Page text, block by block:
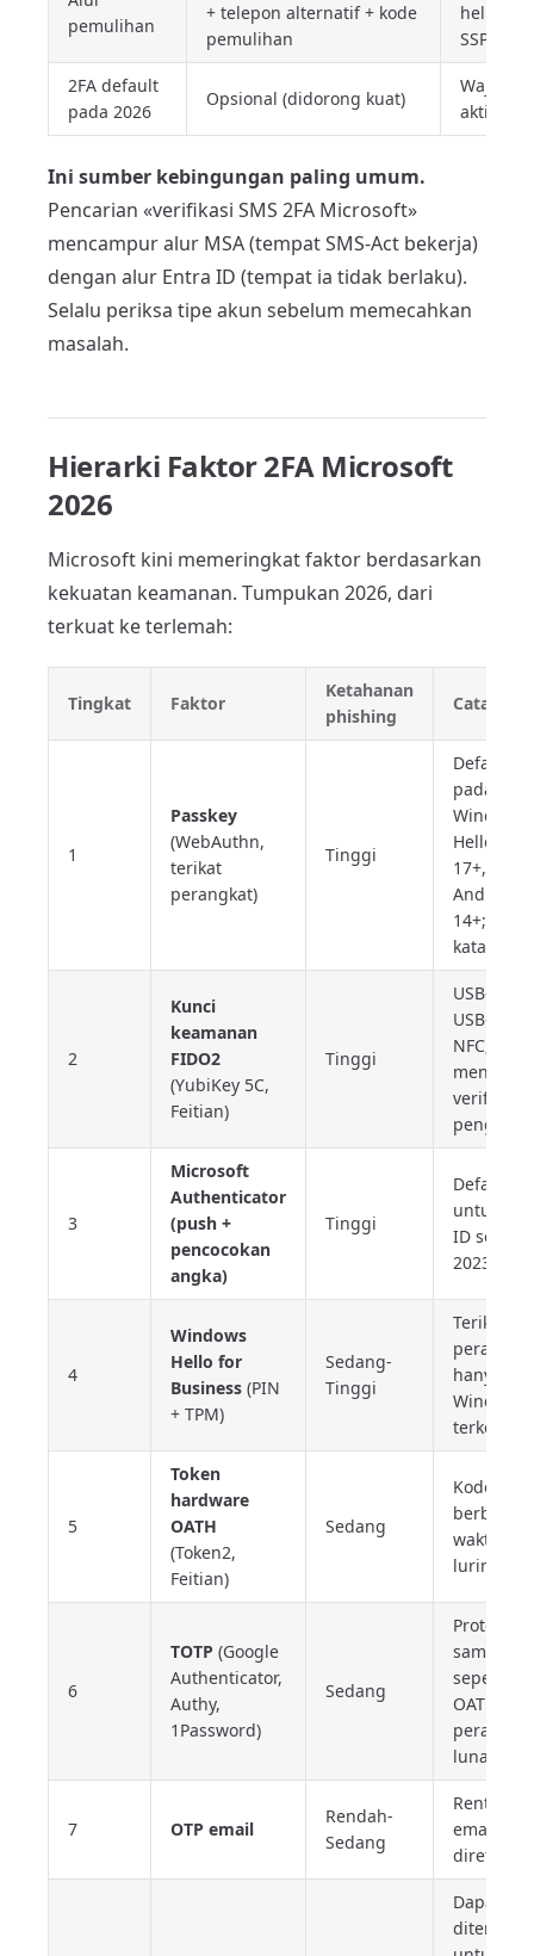
pemulihan
+ telepon alternatif + kode
pemulihan
SSPR
2FA default
pada 2026
Opsional (didorong kuat)
Wajib
aktif se-
Ini sumber kebingungan paling umum.
Pencarian «verifikasi SMS 2FA Microsoft»
mencampur alur MSA (tempat SMS-Act bekerja)
dengan alur Entra ID (tempat ia tidak berlaku).
Selalu periksa tipe akun sebelum memecahkan
masalah.
Hierarki Faktor 2FA Microsoft
2026
Microsoft kini memeringkat faktor berdasarkan
kekuatan keamanan. Tumpukan 2026, dari
terkuat ke terlemah:
Tingkat Faktor
Ketahanan
phishing
Catatan
1
Passkey
(WebAuthn,
terikat
perangkat)
Tinggi
Default
pada
Windows
Hello, iOS
17+,
Android
14+;
kata sandi
2
Kunci
keamanan
FIDO2
(YubiKey 5C,
Feitian)
Tinggi
USB-A /
USB-C /
NFC;
verifikasi
3
Microsoft
Authenticator
(push +
pencocokan
angka)
Tinggi
Default
untuk
ID sejak
2023
4
Windows
Hello for
Business (PIN
+ TPM)
Sedang-
Tinggi
Terikat
hanya
Windows
terkelola
5
Token
hardware
OATH
(Token2,
Feitian)
Sedang
Kode
berbasis
waktu;
luring
6
TOTP (Google
Authenticator,
Authy,
1Password)
Sedang
Protokol
sama
seperti
OATH
perangkat
lunak
7 OTP email
Rendah-
Sedang
Rentan
email
diretas
Dapat
diterima